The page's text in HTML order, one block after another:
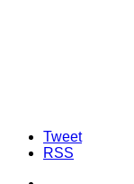
Tweet
RSS